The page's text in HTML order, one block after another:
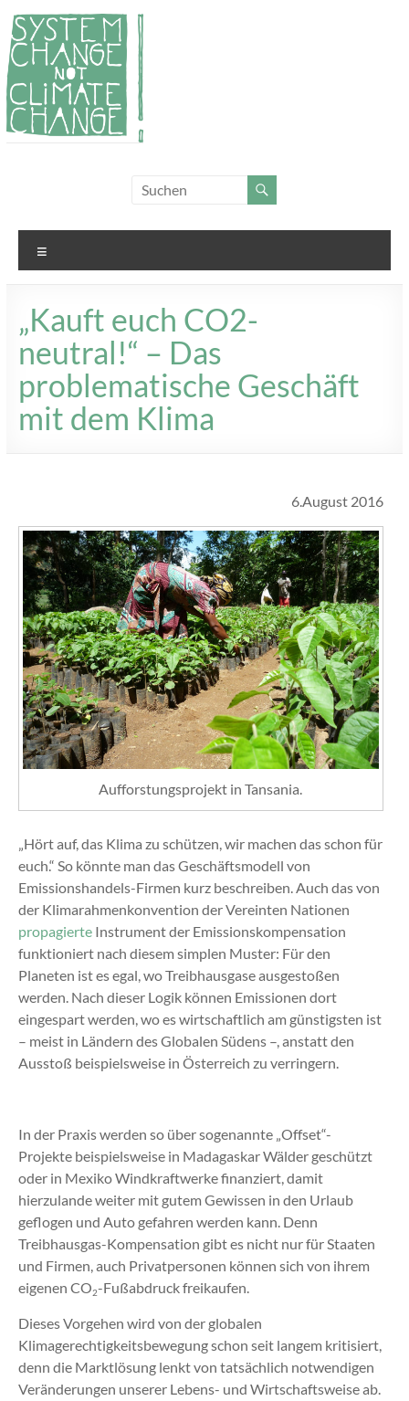
Zum
Inhalt
springen
Change!
„Kauft euch CO2-
neutral!“ – Das
problematische Geschäft
mit dem Klima
6.August 2016
Aufforstungsprojekt in Tansania.
„Hört auf, das Klima zu schützen, wir machen das schon für
euch.“ So könnte man das Geschäftsmodell von
Emissionshandels-Firmen kurz beschreiben. Auch das von
der Klimarahmenkonvention der Vereinten Nationen
propagierteInstrument der Emissionskompensation
funktioniert nach diesem simplen Muster: Für den
Planeten ist es egal, wo Treibhausgase ausgestoßen
werden. Nach dieser Logik können Emissionen dort
eingespart werden, wo es wirtschaftlich am günstigsten ist
– meist in Ländern des Globalen Südens –, anstatt den
Ausstoß beispielsweise in Österreich zu verringern.
In der Praxis werden so über sogenannte „Offset“-
Projekte beispielsweise in Madagaskar Wälder geschützt
oder in Mexiko Windkraftwerke finanziert, damit
hierzulande weiter mit gutem Gewissen in den Urlaub
geflogen und Auto gefahren werden kann. Denn
Treibhausgas-Kompensation gibt es nicht nur für Staaten
und Firmen, auch Privatpersonen können sich von ihrem
eigenen CO2-Fußabdruck freikaufen.
Dieses Vorgehen wird von der globalen
Klimagerechtigkeitsbewegung schon seit langem kritisiert,
denn die Marktlösung lenkt von tatsächlich notwendigen
Veränderungen unserer Lebens- und Wirtschaftsweise ab.